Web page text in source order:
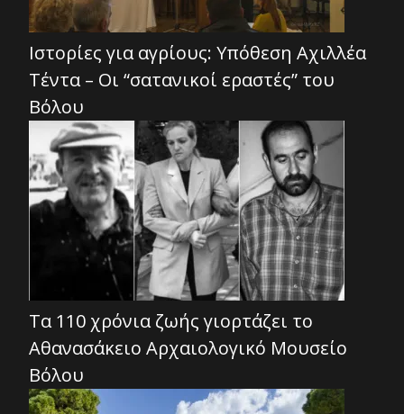
Ιστορίες για αγρίους: Υπόθεση Αχιλλέα
Τέντα – Οι “σατανικοί εραστές” του
Βόλου
Τα 110 χρόνια ζωής γιορτάζει το
Αθανασάκειο Αρχαιολογικό Μουσείο
Βόλου